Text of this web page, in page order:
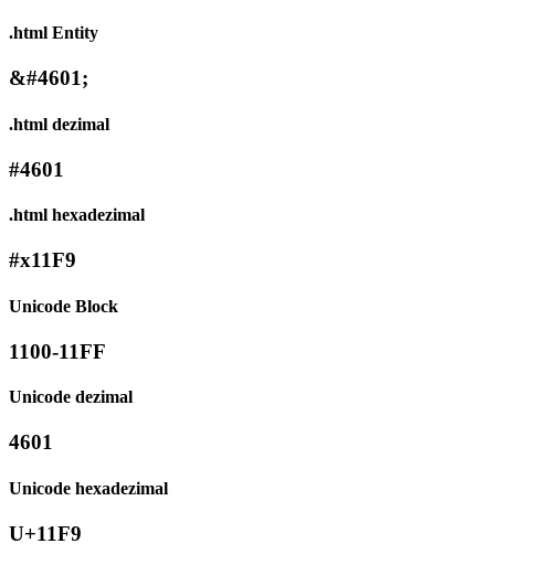
.html Entity
&#4601;
.html dezimal
#4601
.html hexadezimal
#x11F9
Unicode Block
1100-11FF
Unicode dezimal
4601
Unicode hexadezimal
U+11F9